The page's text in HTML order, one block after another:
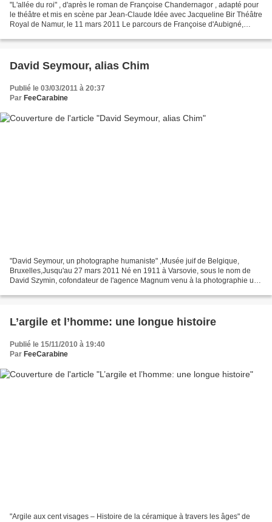
"L'allée du roi" , d'après le roman de Françoise Chandernagor , adapté pour
le théâtre et mis en scène par Jean-Claude Idée avec Jacqueline Bir Théâtre
Royal de Namur, le 11 mars 2011 Le parcours de Françoise d'Aubigné,
David Seymour, alias Chim
Publié le 03/03/2011 à 20:37
Par FeeCarabine
"David Seymour, un photographe humaniste" ,Musée juif de Belgique,
Bruxelles,Jusqu'au 27 mars 2011 Né en 1911 à Varsovie, sous le nom de
David Szymin, cofondateur de l'agence Magnum venu à la photographie un
L’argile et l’homme: une longue histoire
Publié le 15/11/2010 à 19:40
Par FeeCarabine
"Argile aux cent visages – Histoire de la céramique à travers les âges" de